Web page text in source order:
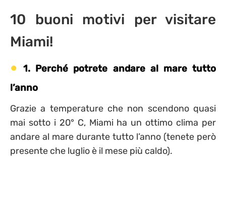
10 buoni motivi per visitare
Miami!
1. Perché potrete andare al mare tutto
l’anno
Grazie a temperature che non scendono quasi
mai sotto i 20° C, Miami ha un ottimo clima per
andare al mare durante tutto l’anno (tenete però
presente che luglio è il mese più caldo).